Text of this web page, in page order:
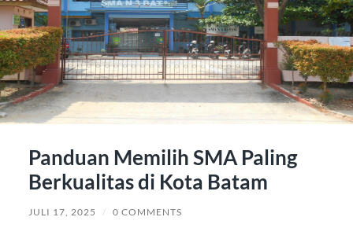
Panduan Memilih SMA Paling
Berkualitas di Kota Batam
JULI 17, 2025 / 0 COMMENTS